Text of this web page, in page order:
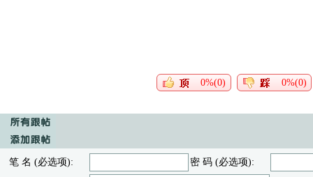
0%(0) 0%(0)
笔 名 (必选项):
密 码 (必选项):